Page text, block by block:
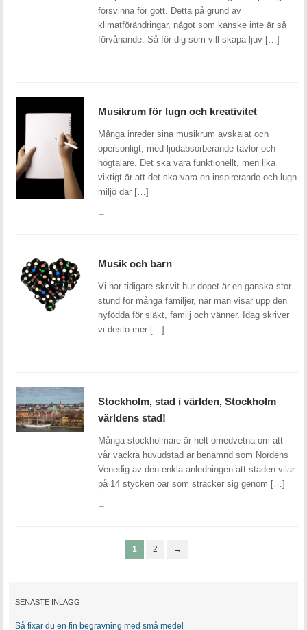
försvinna för gott. Detta på grund av
klimatförändringar, något som kanske inte är så
förvånande. Så för dig som vill skapa ljuv […]
→
Musikrum för lugn och kreativitet
Många inreder sina musikrum avskalat och
opersonligt, med ljudabsorberande tavlor och
högtalare. Det ska vara funktionellt, men lika
viktigt är att det ska vara en inspirerande och lugn
miljö där […]
→
Musik och barn
Vi har tidigare skrivit hur dopet är en ganska stor
stund för många familjer, när man visar upp den
nyfödda för släkt, familj och vänner. Idag skriver
vi desto mer […]
→
Stockholm, stad i världen, Stockholm
världens stad!
Många stockholmare är helt omedvetna om att
vår vackra huvudstad är benämnd som Nordens
Venedig av den enkla anledningen att staden vilar
på 14 stycken öar som sträcker sig genom […]
→
1 2 →
SENASTE INLÄGG
Så fixar du en fin begravning med små medel